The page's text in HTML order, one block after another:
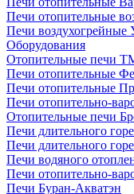
Печи отопительные
Печи воздухогрейные
Оборудования
Отопительные печи
Печи отопительные
Печи отопительные
Печи отопительно-
Отопительные печи
Печи длительного
Печи длительного
Печи водяного
Печи отопительно-
Печи Буран-Акватэн